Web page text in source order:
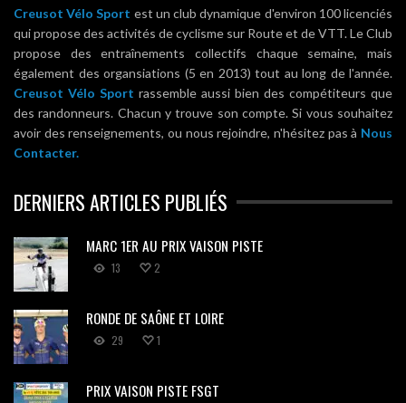
Creusot Vélo Sport est un club dynamique d'environ 100 licenciés
qui propose des activités de cyclisme sur Route et de VTT. Le Club
propose des entraînements collectifs chaque semaine, mais
également des organsiations (5 en 2013) tout au long de l'année.
Creusot Vélo Sport rassemble aussi bien des compétiteurs que
des randonneurs. Chacun y trouve son compte. Si vous souhaitez
avoir des renseignements, ou nous rejoindre, n'hésitez pas à Nous
Contacter.
DERNIERS ARTICLES PUBLIÉS
MARC 1ER AU PRIX VAISON PISTE
13 2
RONDE DE SAÔNE ET LOIRE
29 1
PRIX VAISON PISTE FSGT